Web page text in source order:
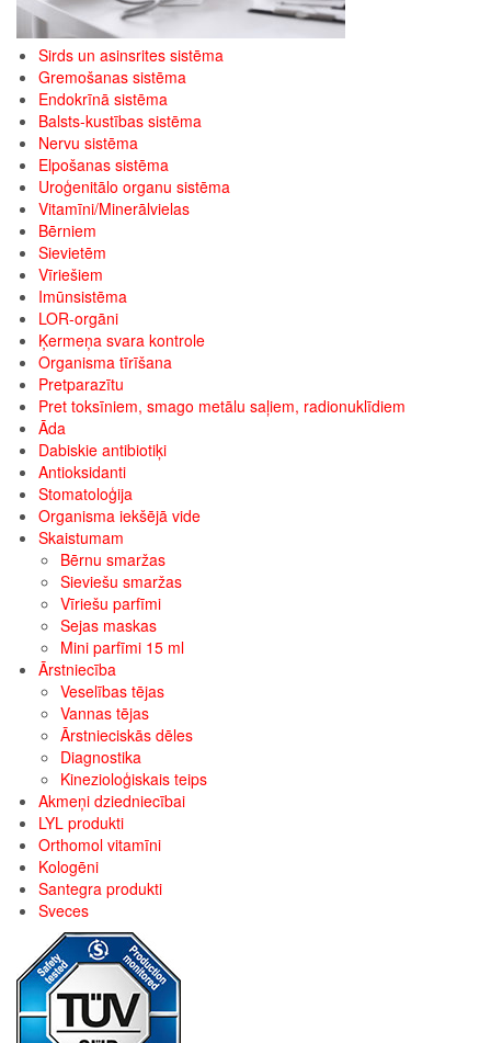
Sirds un asinsrites sistēma
Gremošanas sistēma
Endokrīnā sistēma
Balsts-kustības sistēma
Nervu sistēma
Elpošanas sistēma
Uroģenitālo organu sistēma
Vitamīni/Minerālvielas
Bērniem
Sievietēm
Vīriešiem
Imūnsistēma
LOR-orgāni
Ķermeņa svara kontrole
Organisma tīrīšana
Pretparazītu
Pret toksīniem, smago metālu saļiem, radionuklīdiem
Āda
Dabiskie antibiotiķi
Antioksidanti
Stomatoloģija
Organisma iekšējā vide
Skaistumam
Bērnu smaržas
Sieviešu smaržas
Vīriešu parfīmi
Sejas maskas
Mini parfīmi 15 ml
Ārstniecība
Veselības tējas
Vannas tējas
Ārstnieciskās dēles
Diagnostika
Kinezioloģiskais teips
Akmeņi dziedniecībai
LYL produkti
Orthomol vitamīni
Kologēni
Santegra produkti
Sveces